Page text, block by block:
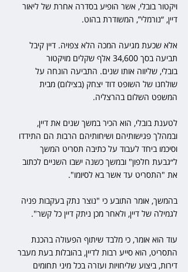
ויקטור בובלי, אשר הופיע בסדרה אחרת של ליאור
דיין, “נורמלי”, המשודרת בהוט.
אלא שכעת מגיעה המכה הלא צפויה. דיין קיבל
תביעה בסך 34,600 אלף שקלים מויקטור
בובלי, שליווה אותו שנים. התביעה הונחה על
שולחנו של השופט דוד יצחק (בצילום) מבית
המשפט השלום בהרצליה.
לטענת בובלי, הוא הכיר במשך שנים את דיין,
ובמהלך פגישותיהם ושיחותיהם הרבות הם התידדו
וסיכמו ביחד לעבוד על כתיבה תסריט המשך
ל״גבעת חלפון" ובמשך כשנה ישבו השניים לכתוב
את "התסריט עד אשר בא לסיומו".
בהמשך, אומר התובע כי "נוצר נתק בעקבות פניה
לגמילה של דיין, ולאחר מכן ניתק דיין כל קשר".
עוד הוא אומר, כי מלבד שיתוף הפעולה בהכנת
התסריט, הוא סייע רבות לדיין, בהובלות בעת מעבר
דירות, ביצוע שליחויות ועזרה בכל מיני תחומים